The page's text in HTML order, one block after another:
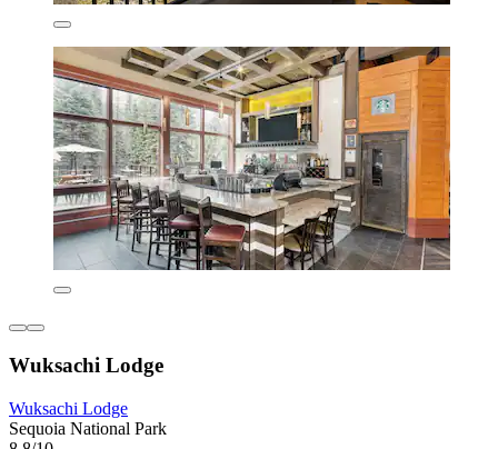
Wuksachi Lodge
Wuksachi Lodge
Sequoia National Park